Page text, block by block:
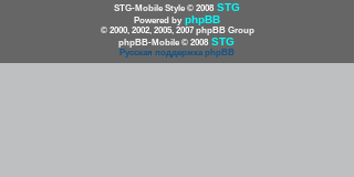
STG-Mobile Style © 2008 STG
Powered by phpBB
© 2000, 2002, 2005, 2007 phpBB Group
phpBB-Mobile © 2008 STG
Русская поддержка phpBB